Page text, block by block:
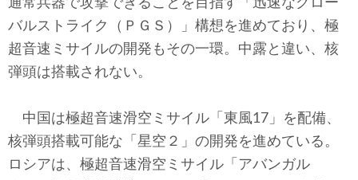
通常兵器で攻撃できることを目指す「迅速なグロー
バルストライク（ＰＧＳ）」構想を進めており、極
超音速ミサイルの開発もその一環。中露と違い、核
弾頭は搭載されない。
中国は極超音速滑空ミサイル「東風17」を配備、
核弾頭搭載可能な「星空２」の開発を進めている。
ロシアは、極超音速滑空ミサイル「アバンガル